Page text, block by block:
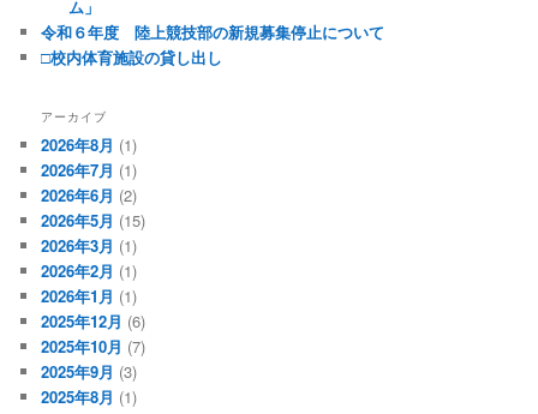
ム」
令和６年度 陸上競技部の新規募集停止について
□校内体育施設の貸し出し
アーカイブ
2026年8月 (1)
2026年7月 (1)
2026年6月 (2)
2026年5月 (15)
2026年3月 (1)
2026年2月 (1)
2026年1月 (1)
2025年12月 (6)
2025年10月 (7)
2025年9月 (3)
2025年8月 (1)